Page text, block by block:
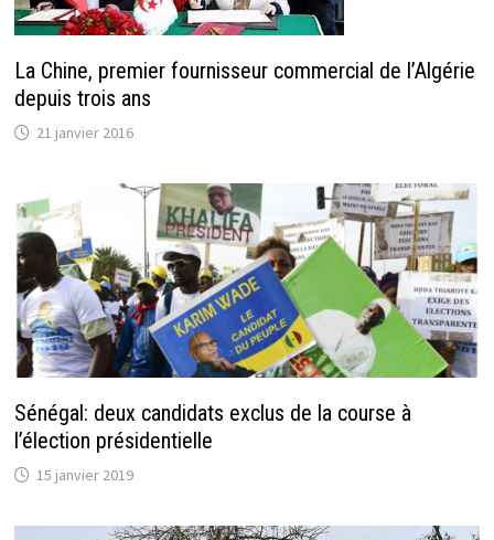
La Chine, premier fournisseur commercial de l’Algérie
depuis trois ans
21 janvier 2016
Sénégal: deux candidats exclus de la course à
l’élection présidentielle
15 janvier 2019